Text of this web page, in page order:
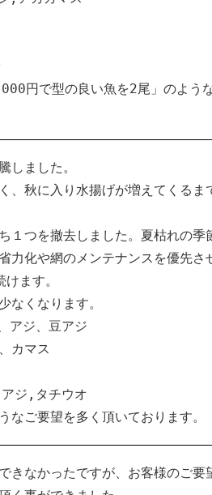
円で型の良い魚を2尾」のよう
しました。
、秋に入り水揚げが増えてくるま
１つを撤去しました。夏枯れの季
力化や網のメンテナンスを優先さ
ます。
なくなります。
アジ、豆アジ
カマス
アジ,タチウオ
ご要望を多く頂いております。
なかったですが、お客様のご要